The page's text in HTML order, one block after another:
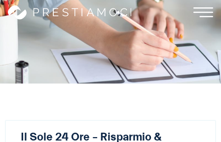
Il Sole 24 Ore – Risparmio &